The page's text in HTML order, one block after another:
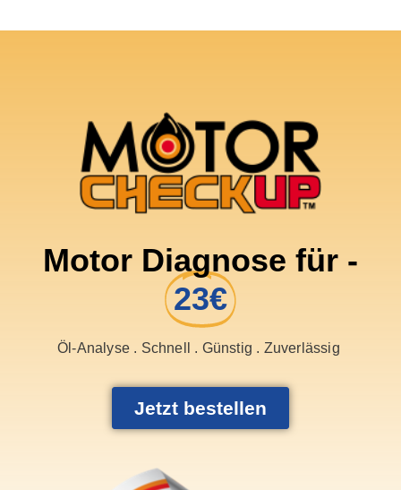
Motor Diagnose für -
23€
Öl-Analyse . Schnell . Günstig . Zuverlässig
Jetzt bestellen